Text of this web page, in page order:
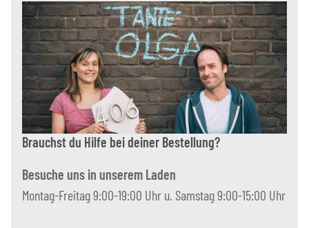
Brauchst du Hilfe bei deiner Bestellung?
Besuche uns in unserem Laden
Montag-Freitag 9:00-19:00 Uhr u. Samstag 9:00-15:00 Uhr